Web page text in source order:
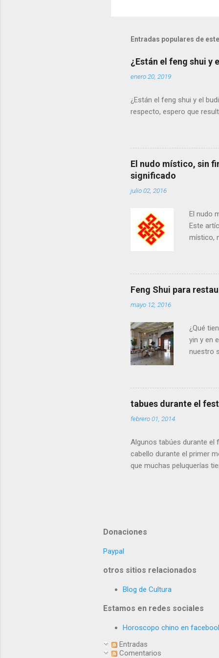
Entradas populares de
¿Están el feng shui y
enero 20, 2019
¿Están el feng shui y el
respecto, espero que
El nudo místico, sin
significado
julio 02, 2016
El nudo
Este
místico,
el feng
los
Feng Shui para
mayo 12, 2016
¿Qué
yin y en
nuestro
Buenos
en
tabues durante el
febrero 01, 2014
Algunos tabúes durante el
cabello durante el primer
que muchas peluquerías
Donaciones
Paypal
otros sitios relacionados
Blog de Cultura
Estamos en redes sociales
Horoscopo chino en
Entradas
Comentarios